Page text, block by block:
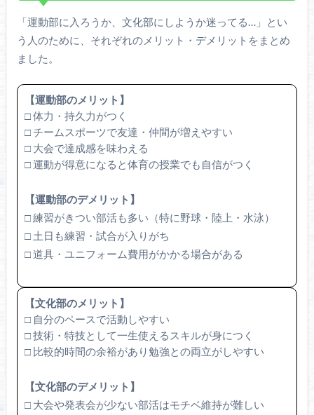
「運動部に入ろうか、文化部にしようか迷ってる…」とい
う人のために、それぞれのメリット・デメリットをまとめ
ました。
【運動部のメリット】
□ 体力・持久力がつく
□ チームスポーツで友達・仲間が増えやすい
□ 大会で達成感を味わえる
□ 運動が得意になると体育の授業でも自信がつく
【運動部のデメリット】
□ 練習がきつい部活も多い（特に野球・陸上・水泳）
□ 土日も練習・試合が入りがち
□ 道具・ユニフォーム費用がかかる場合がある
【文化部のメリット】
□ 自分のペースで活動しやすい
□ 技術・特技として一生使えるスキルが身につく
□ 比較的時間の余裕があり勉強との両立がしやすい
【文化部のデメリット】
□ 大会や発表会が少ない部活はモチベ維持が難しい